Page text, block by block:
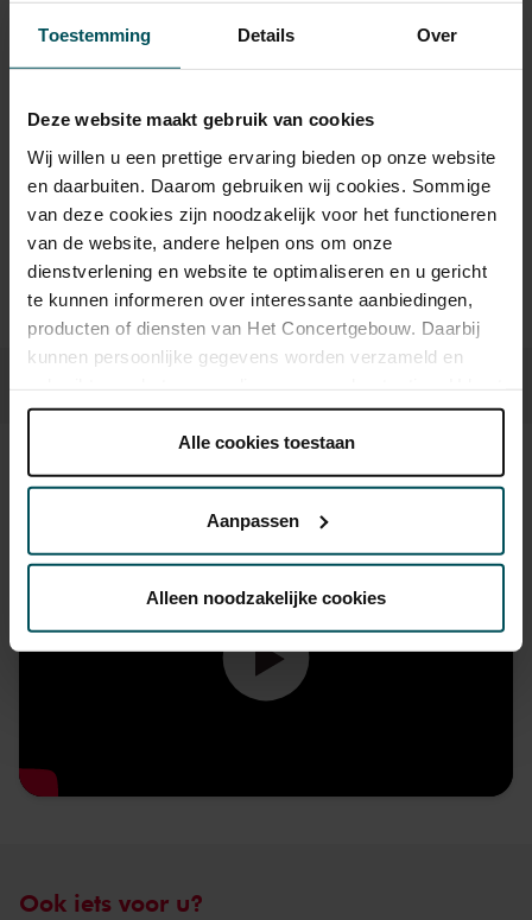
Toestemming Details Over
Deze website maakt gebruik van cookies
Wij willen u een prettige ervaring bieden op onze website
en daarbuiten. Daarom gebruiken wij cookies. Sommige
van deze cookies zijn noodzakelijk voor het functioneren
van de website, andere helpen ons om onze
dienstverlening en website te optimaliseren en u gericht
te kunnen informeren over interessante aanbiedingen,
producten of diensten van Het Concertgebouw. Daarbij
kunnen persoonlijke gegevens worden verzameld en
onder 'aanpassen' zelf welke cookies wij mogen
Lees onze cookieverklaring hier. Lees onze
Via decookieverklaringop onze website kunt u uw
We werken samen met32 derden
kunnen ontvangen en verwerken.
Alle cookies toestaan
Aanpassen
Alleen noodzakelijke cookies
Drankjes zijn niet bij de prijs inbegrepen. Ben je jonger dan
online bestelflow beschikbaar.Meer informatie over
Prijzen zijn exclusief transactiekosten: € 5 per bestelling. Wilt
u rolstoelplaatsen bestellen? Mail naar
kassa@concertgebouw.nl of bel de Concertgebouwlijn op
020 – 671 83 45.
Beeld en geluid
Ook iets voor u?